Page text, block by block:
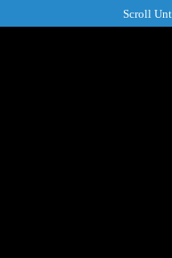
ke
Scroll